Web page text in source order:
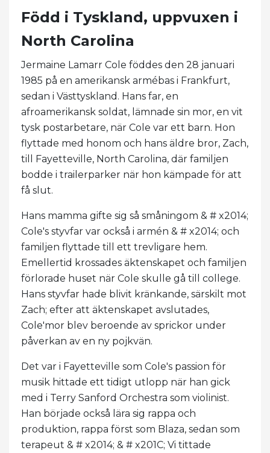
Född i Tyskland, uppvuxen i
North Carolina
Jermaine Lamarr Cole föddes den 28 januari
1985 på en amerikansk armébas i Frankfurt,
sedan i Västtyskland. Hans far, en
afroamerikansk soldat, lämnade sin mor, en vit
tysk postarbetare, när Cole var ett barn. Hon
flyttade med honom och hans äldre bror, Zach,
till Fayetteville, North Carolina, där familjen
bodde i trailerparker när hon kämpade för att
få slut.
Hans mamma gifte sig så småningom & # x2014;
Cole's styvfar var också i armén & # x2014; och
familjen flyttade till ett trevligare hem.
Emellertid krossades äktenskapet och familjen
förlorade huset när Cole skulle gå till college.
Hans styvfar hade blivit kränkande, särskilt mot
Zach; efter att äktenskapet avslutades,
Cole'mor blev beroende av sprickor under
påverkan av en ny pojkvän.
Det var i Fayetteville som Cole's passion för
musik hittade ett tidigt utlopp när han gick
med i Terry Sanford Orchestra som violinist.
Han började också lära sig rappa och
produktion, rappa först som Blaza, sedan som
terapeut & # x2014; & # x201C; Vi tittade